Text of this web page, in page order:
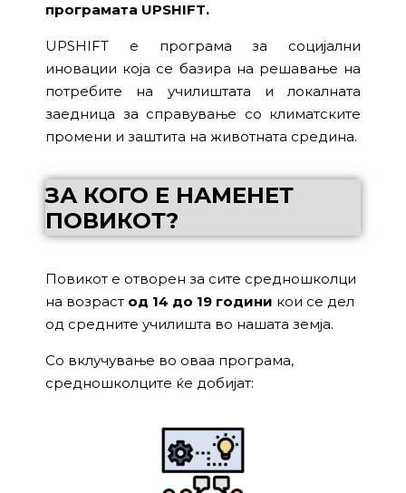
програмата UPSHIFT.
UPSHIFT е програма за социјални
иновации која се базира на решавање на
потребите на училиштата и локалната
заедница за справување со климатските
промени и заштита на животната средина.
ЗА КОГО Е НАМЕНЕТ
ПОВИКОТ?
Повикот е отворен за сите средношколци
на возраст од 14 до 19 години кои се дел
од средните училишта во нашата земја.
Со вклучување во оваа програма,
средношколците ќе добијат: